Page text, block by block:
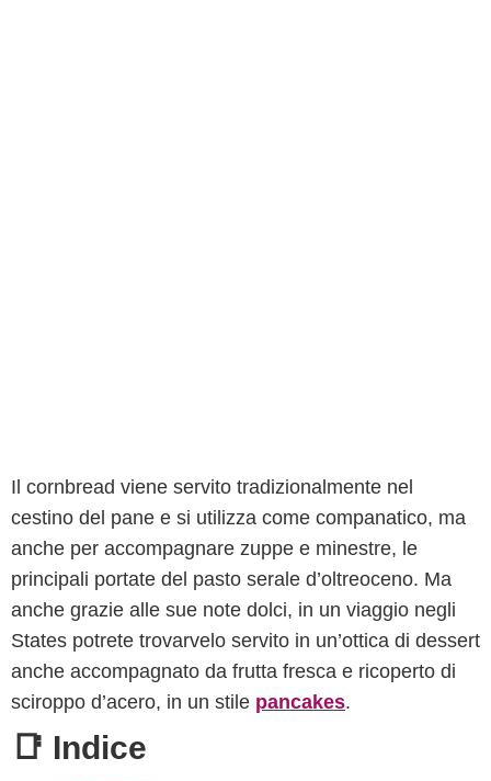
Il cornbread viene servito tradizionalmente nel
cestino del pane e si utilizza come companatico, ma
anche per accompagnare zuppe e minestre, le
principali portate del pasto serale d’oltreoceno. Ma
anche grazie alle sue note dolci, in un viaggio negli
States potrete trovarvelo servito in un’ottica di dessert
anche accompagnato da frutta fresca e ricoperto di
sciroppo d’acero, in un stile pancakes.
📑 Indice